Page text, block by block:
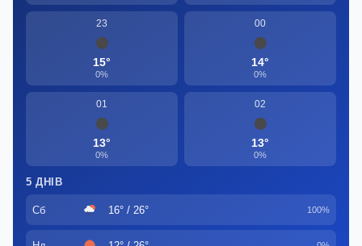
23
15°
0%
00
14°
0%
01
13°
0%
02
13°
0%
5 ДНІВ
Сб 16° / 26° 100%